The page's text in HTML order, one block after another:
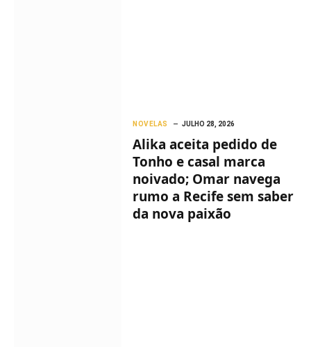
NOVELAS JULHO 28, 2026
Alika aceita pedido de
Tonho e casal marca
noivado; Omar navega
rumo a Recife sem saber
da nova paixão